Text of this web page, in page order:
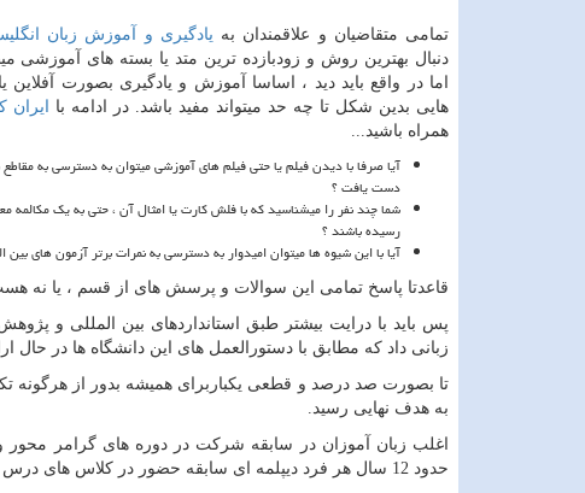
تمامی متقاضیان و علاقمندان به یادگیری و آموزش زبان
دنبال بهترین روش و زودبازده ترین متد یا بسته های آموزشی
اما در واقع باید دید ، اساسا آموزش و یادگیری بصورت آفلاین
هایی بدین شکل تا چه حد میتواند مفید باشد. در ادامه با
ایران
همراه باشید...
آیا صرفا با دیدن فیلم یا حتی فیلم های آموزشی میتوان به دسترسی به مقاطع
دست یافت ؟
شما چند نفر را میشناسید که با فلش کارت یا امثال آن ، حتی به یک مکالمه
رسیده باشند ؟
آیا با این شیوه ها میتوان امیدوار به دسترسی به نمرات برتر آزمون های بین
قاعدتا پاسخ تمامی این سوالات و پرسش های از قسم ، یا نه
پس باید با درایت بیشتر طبق استانداردهای بین المللی و
زبانی داد که مطابق با دستورالعمل های این دانشگاه ها در حال
تا بصورت صد درصد و قطعی یکباربرای همیشه بدور از هرگونه
به هدف نهایی رسید.
اغلب زبان آموزان در سابقه شرکت در دوره های گرامر محور
حدود 12 سال هر فرد دیپلمه ای سابقه حضور در کلاس های درس مدارس ، دبیرستان ها و از آن هم بیشتر در دانشگاه ها را داشته ایم.